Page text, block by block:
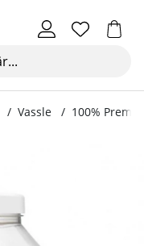
Vassle 100%